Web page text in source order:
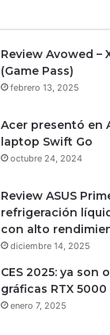
Review Avowed –
(Game Pass)
febrero 13, 2025
Acer presentó en
laptop Swift Go
octubre 24, 2024
Review ASUS
refrigeración
con alto
diciembre 14, 2025
CES 2025: ya son
gráficas RTX 5000
enero 7, 2025